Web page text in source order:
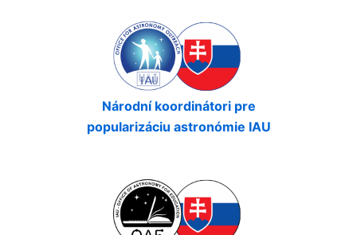
Národní koordinátori pre
popularizáciu astronómie IAU